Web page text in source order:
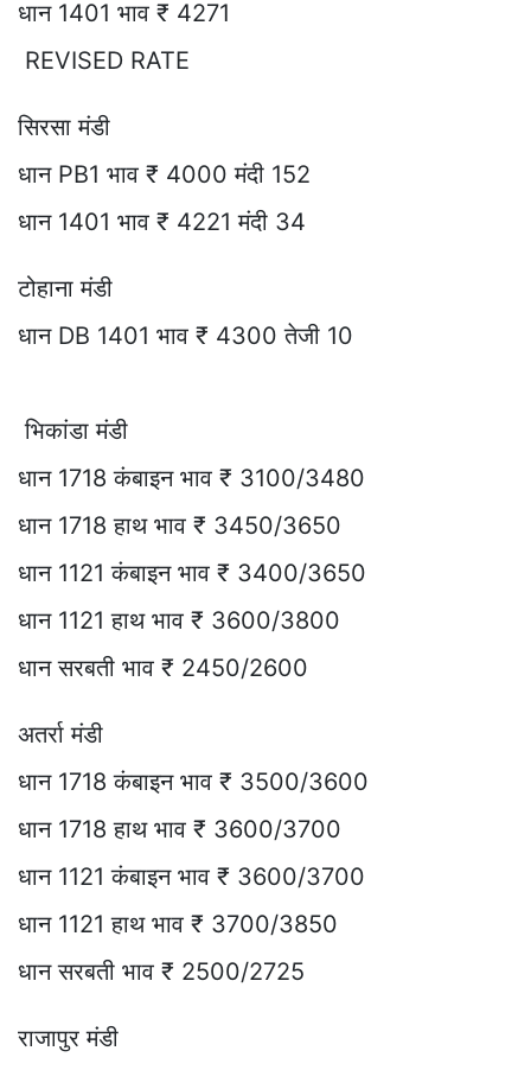
धान 1401 भाव ₹ 4271
REVISED RATE
सिरसा मंडी
धान PB1 भाव ₹ 4000 मंदी 152
धान 1401 भाव ₹ 4221 मंदी 34
टोहाना मंडी
धान DB 1401 भाव ₹ 4300 तेजी 10
भिकांडा मंडी
धान 1718 कंबाइन भाव ₹ 3100/3480
धान 1718 हाथ भाव ₹ 3450/3650
धान 1121 कंबाइन भाव ₹ 3400/3650
धान 1121 हाथ भाव ₹ 3600/3800
धान सरबती भाव ₹ 2450/2600
अतर्रा मंडी
धान 1718 कंबाइन भाव ₹ 3500/3600
धान 1718 हाथ भाव ₹ 3600/3700
धान 1121 कंबाइन भाव ₹ 3600/3700
धान 1121 हाथ भाव ₹ 3700/3850
धान सरबती भाव ₹ 2500/2725
राजापुर मंडी